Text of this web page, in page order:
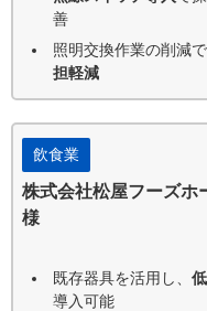
善
照明交換作業の削減で
担軽減
飲食業
株式会社松屋フーズホ
様
既存器具を活用し、
導入可能